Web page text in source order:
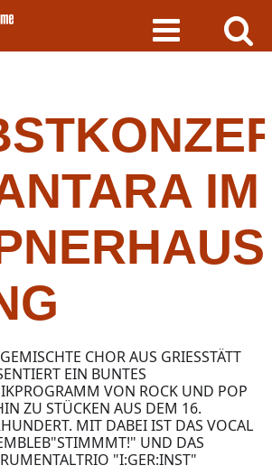
IM
CHOR AUS GRIESSTÄTT
EIN BUNTES
VON ROCK UND POP
ZU STÜCKEN AUS DEM 16.
MIT DABEI IST DAS VOCAL
UND DAS
"I:GER:INST"